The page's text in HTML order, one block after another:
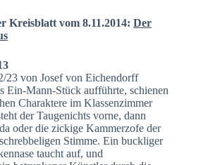
Kreisblatt vom 8.11.2014: Der
23 von Josef von Eichendorff
Ein-Mann-Stück aufführte, schienen
Charaktere im Klassenzimmer
der Taugenichts vorne, dann
oder die zickige Kammerzofe der
Stimme. Ein buckliger
taucht auf, und